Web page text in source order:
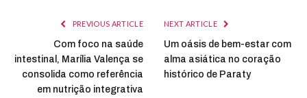
PREVIOUS ARTICLE
Com foco na saúde
intestinal, Marília Valença se
consolida como referência
em nutrição integrativa
NEXT ARTICLE
Um oásis de bem-estar com
alma asiática no coração
histórico de Paraty